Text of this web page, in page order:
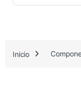
1
.
Inicio